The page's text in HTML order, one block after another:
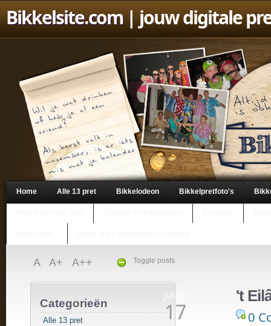
Bikkelsite.com| jouw digitale
Home Alle 13 pret Bikkelodeon Bikkelpretfoto's
Toggle posts
A A+ A++
Categorieën
Alle 13 pret
jul/10
17
't
0